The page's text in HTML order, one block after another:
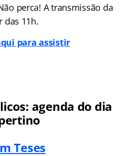
perca! A transmissão da
das 11h.
para assistir
agenda do dia
Teses